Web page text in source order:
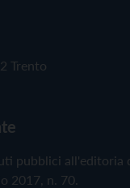
Trento
pubblici all'editoria
2017, n. 70.